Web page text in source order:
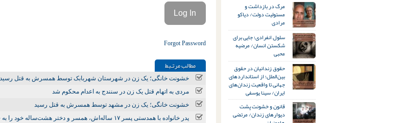
Forgot Password
مطالب مرتـبط
خشونت خانگی؛ یک زن در شهرستان شهربابک توسط همسرش به قتل رسید
مردی به اتهام قتل یک زن در سنندج به اعدام محکوم شد
خشونت خانگی؛ یک زن در مشهد توسط همسرش به قتل رسید
پدر خانواده با همدستی پسر ۱۷ ساله‌اش، همسر و دختر هشت‌ساله خود را به قتل رساند
مرگ در بازداشت و
مسئولیت دولت/ دیاکو
مرادی
سلول انفرادی؛ جایی برای
شکستن انسان/ مرضیه
محبی
حقوق زندانیان در حقوق
بین‌الملل؛ از استانداردهای
جهانی تا واقعیت زندان‌های
ایران/ سینا یوسفی
قانون و خشونت پشت
دیوارهای زندان/ مرتضی